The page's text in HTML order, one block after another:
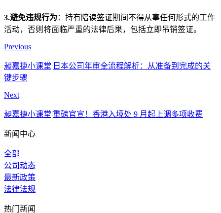
3.避免违规行为 ：持有陪读签证期间不得从事任何形式的工作
活动，否则将面临严重的法律后果，包括立即吊销签证。
Previous
昶嘉捷小课堂|日本公司年审全流程解析：从准备到完成的关
键步骤
Next
昶嘉捷小课堂|重磅官宣！香港入境处 9 月起上调多项收费
新闻中心
全部
公司动态
最新政策
法律法规
热门新闻